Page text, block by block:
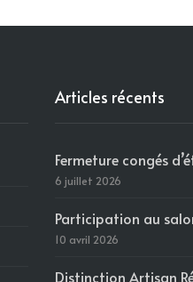
Articles récents
Fermeture congés
6 juillet 2026
Participation au
10 avril 2026
Distinction Artisan